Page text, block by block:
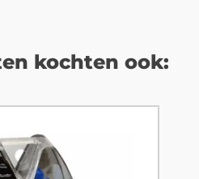
kochten ook: